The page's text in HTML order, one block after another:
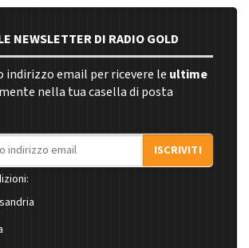
NEWSLETTER DI RADIO GOLD
indirizzo email per ricevere le ultime
nella tua casella di posta
ISCRIVITI